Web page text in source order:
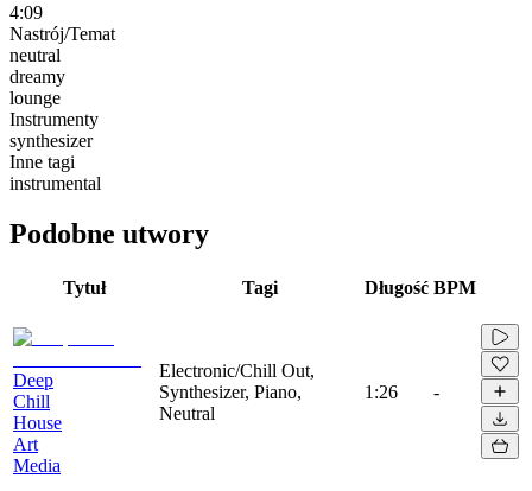
4:09
Nastrój/Temat
neutral
dreamy
lounge
Instrumenty
synthesizer
Inne tagi
instrumental
Podobne utwory
Tytuł Tagi Długość BPM
Deep
Chill
House
Art
Media
Electronic/Chill Out,
Synthesizer, Piano,
Neutral
1:26 -